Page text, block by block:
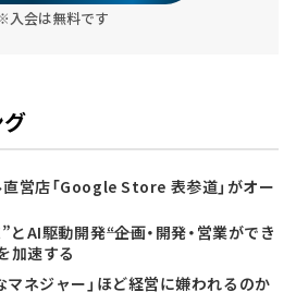
入会は無料です
営店「Google Store 表参道」がオー
AI駆動開発――“企画・開発・営業ができ
加速する
マネジャー」ほど経営に嫌われるのか